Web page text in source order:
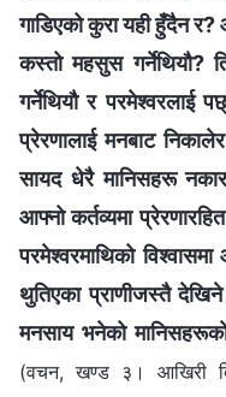
गाडिएको कुरा यही हुँदैन र?
कस्तो महसुस गर्नेथियौ?
गर्नेथियौ र परमेश्‍वरलाई
प्रेरणालाई मनबाट
सायद धेरै मानिसहरू
आफ्नो कर्तव्यमा
परमेश्‍वरमाथिको
थुतिएका प्राणीजस्तै
मनसाय भनेको
(वचन, खण्ड ३। आखिरी